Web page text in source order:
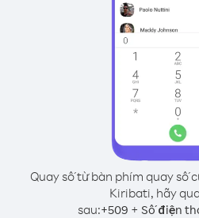
Quay số từ bàn phím quay số
Kiribati, hãy
sau:+509 + Số điện